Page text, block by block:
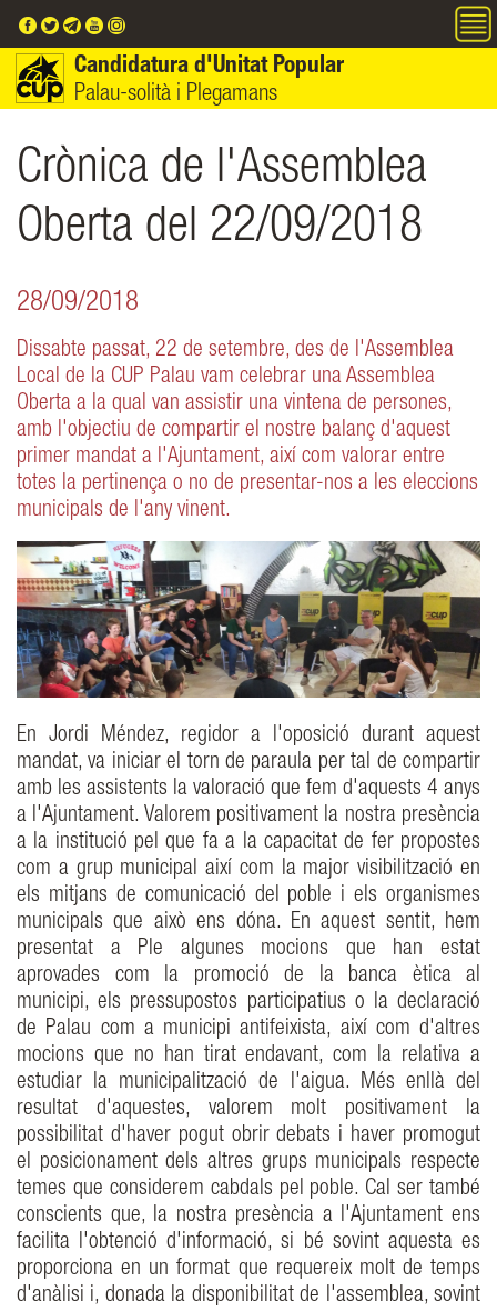
Candidatura d'Unitat Popular
Palau-solità i Plegamans
Crònica de l'Assemblea
Oberta del 22/09/2018
28/09/2018
Dissabte passat, 22 de setembre, des de l'Assemblea
Local de la CUP Palau vam celebrar una Assemblea
Oberta a la qual van assistir una vintena de persones,
amb l'objectiu de compartir el nostre balanç d'aquest
primer mandat a l'Ajuntament, així com valorar entre
totes la pertinença o no de presentar-nos a les eleccions
municipals de l'any vinent.
En Jordi Méndez, regidor a l'oposició durant aquest
mandat, va iniciar el torn de paraula per tal de compartir
amb les assistents la valoració que fem d'aquests 4 anys
a l'Ajuntament. Valorem positivament la nostra presència
a la institució pel que fa a la capacitat de fer propostes
com a grup municipal així com la major visibilització en
els mitjans de comunicació del poble i els organismes
municipals que això ens dóna. En aquest sentit, hem
presentat a Ple algunes mocions que han estat
aprovades com la promoció de la banca ètica al
municipi, els pressupostos participatius o la declaració
de Palau com a municipi antifeixista, així com d'altres
mocions que no han tirat endavant, com la relativa a
estudiar la municipalització de l'aigua. Més enllà del
resultat d'aquestes, valorem molt positivament la
possibilitat d'haver pogut obrir debats i haver promogut
el posicionament dels altres grups municipals respecte
temes que considerem cabdals pel poble. Cal ser també
conscients que, la nostra presència a l'Ajuntament ens
facilita l'obtenció d'informació, si bé sovint aquesta es
proporciona en un format que requereix molt de temps
d'anàlisi i, donada la disponibilitat de l'assemblea, sovint